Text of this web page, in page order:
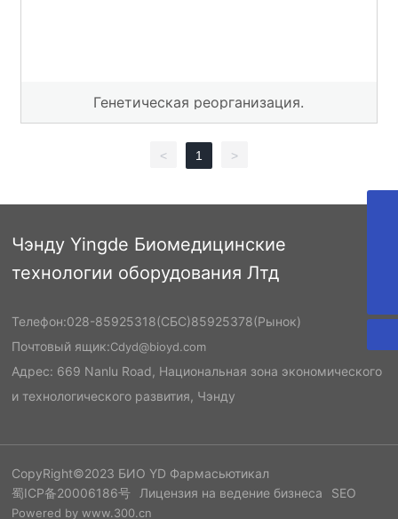
Генетическая реорганизация.
< 1 >
Чэнду Yingde Биомедицинские
технологии оборудования Лтд
Телефон:028-85925318(СБС)85925378(Рынок)
Почтовый ящик:Cdyd@bioyd.com
Адрес: 669 Nanlu Road, Национальная зона экономического
и технологического развития, Чэнду
CopyRight©2023 БИО YD Фармасьютикал
蜀ICP备20006186号
Лицензия на ведение бизнеса SEO
Powered by www.300.cn
028-85925318